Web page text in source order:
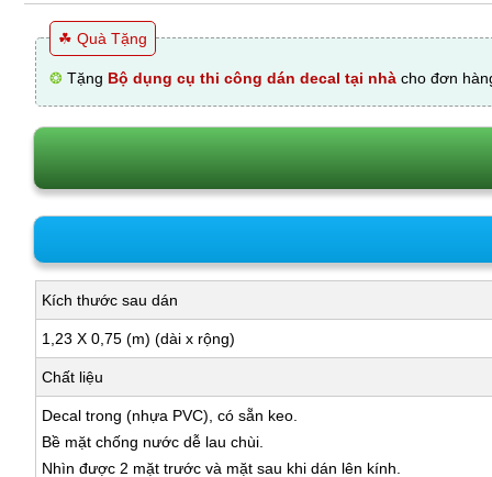
☘ Quà Tặng
❂ Tặng Bộ dụng cụ thi công dán decal tại nhà cho đơn
Kích thước sau dán
1,23 X 0,75 (m) (dài x rộng)
Chất liệu
Decal trong (nhựa PVC), có sẵn keo.
Bề mặt chống nước dễ lau chùi.
Nhìn được 2 mặt trước và mặt sau khi dán lên kính.